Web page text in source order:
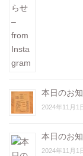
本日のお
2024年11月1
本日のお
2024年11月1